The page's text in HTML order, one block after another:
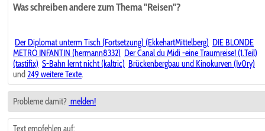
Was schreiben andere zum Thema "Reisen"?
Der Diplomat unterm Tisch (Fortsetzung) (EkkehartMittelberg) DIE BLONDE
METRO INFANTIN (hermann8332) Der Canal du Midi -eine Traumreise! (1.Teil)
(tastifix) S-Bahn lernt nicht (kaltric) Brückenbergbau und Kinokurven (Iv0ry)
und 249 weitere Texte.
Probleme damit? melden!
Text empfehlen auf: